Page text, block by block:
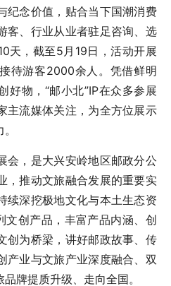
纪念价值，贴合当下国潮消费
客、行业从业者驻足咨询、选
天，截至5月19日，活动开展
待游客2000余人。凭借鲜明
好物，“邮小北”IP在众多参展
主流媒体关注，为全方位展示
，是大兴安岭地区邮政分公
，推动文旅融合发展的重要实
续深挖极地文化与本土生态资
文创产品，丰富产品内涵、创
创为桥梁，讲好邮政故事、传
产业与文旅产业深度融合、双
牌提质升级、走向全国。